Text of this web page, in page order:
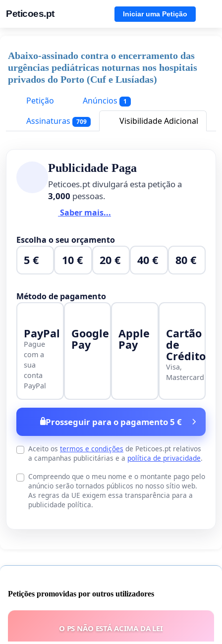
Peticoes.pt Iniciar uma Petição
Abaixo-assinado contra o encerramento das
urgências pediátricas noturnas nos hospitais
privados do Porto (Cuf e Lusíadas)
Petição
Anúncios 1
Assinaturas 709 Visibilidade Adicional
Publicidade Paga
Peticoes.pt divulgará esta petição a
3,000 pessoas.
Saber mais...
Escolha o seu orçamento
5 € 10 € 20 € 40 € 80 €
Método de pagamento
PayPal
Pague
com a
sua
conta
PayPal
Google
Pay
Apple
Pay
Cartão
de
Crédito
Visa,
Mastercard
Prosseguir para o pagamento 5 €
Aceito os termos e condições de Peticoes.pt relativos
a campanhas publicitárias e a política de privacidade.
Compreendo que o meu nome e o montante pago pelo
anúncio serão tornados públicos no nosso sítio web.
As regras da UE exigem essa transparência para a
publicidade política.
Petições promovidas por outros utilizadores
O PS NÃO ESTÁ ACIMA DA LEI